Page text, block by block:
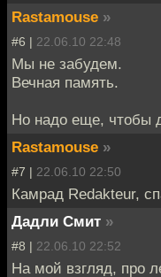
Rastamouse »
#6 | 22.06.10 22:48
Мы не забудем.
Вечная память.
Но надо еще, чтобы
Rastamouse »
#7 | 22.06.10 22:50
Камрад Redakteur,
Дадли Смит »
#8 | 22.06.10 22:52
На мой взгляд, про